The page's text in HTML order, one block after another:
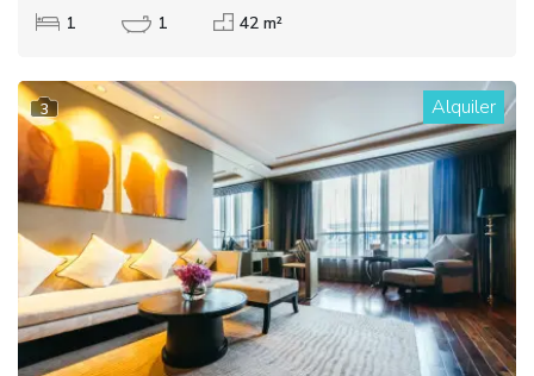
1 1 42 m²
3 Alquiler